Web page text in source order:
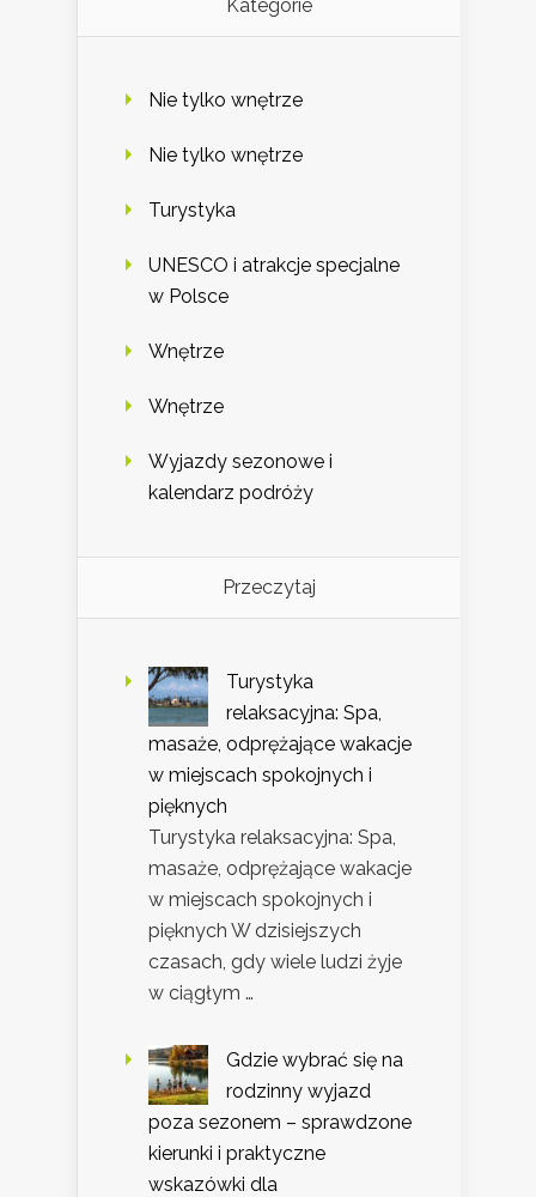
Kategorie
Nie tylko wnętrze
Nie tylko wnętrze
Turystyka
UNESCO i atrakcje specjalne
w Polsce
Wnętrze
Wnętrze
Wyjazdy sezonowe i
kalendarz podróży
Przeczytaj
Turystyka
relaksacyjna: Spa,
masaże, odprężające wakacje
w miejscach spokojnych i
pięknych
Turystyka relaksacyjna: Spa,
masaże, odprężające wakacje
w miejscach spokojnych i
pięknych W dzisiejszych
czasach, gdy wiele ludzi żyje
w ciągłym …
Gdzie wybrać się na
rodzinny wyjazd
poza sezonem – sprawdzone
kierunki i praktyczne
wskazówki dla